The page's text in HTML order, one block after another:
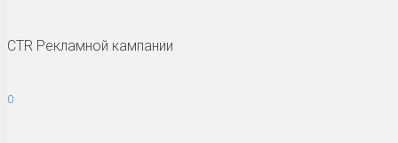
CTR Рекламной кампании
0